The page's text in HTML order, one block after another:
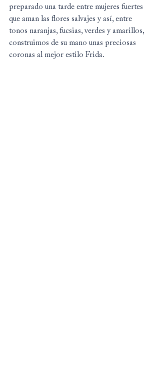
preparado una tarde entre mujeres fuertes
que aman las flores salvajes y así, entre
tonos naranjas, fucsias, verdes y amarillos,
construimos de su mano unas preciosas
coronas al mejor estilo Frida.